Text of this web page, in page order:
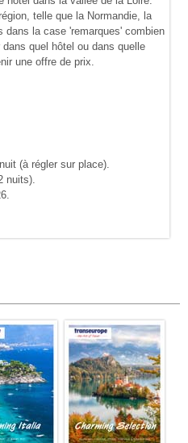
telle que la Normandie, la
dans la case 'remarques' combien
quel hôtel ou dans quelle
une offre de prix.
(à régler sur place).
nuits).